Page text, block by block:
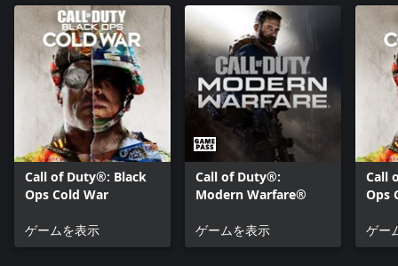
Call of Duty®: Black
Ops Cold War
ゲームを表示
Call of Duty®:
Modern Warfare®
ゲームを表示
Call
Ops
ゲー